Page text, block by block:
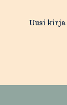
Uusi kirja